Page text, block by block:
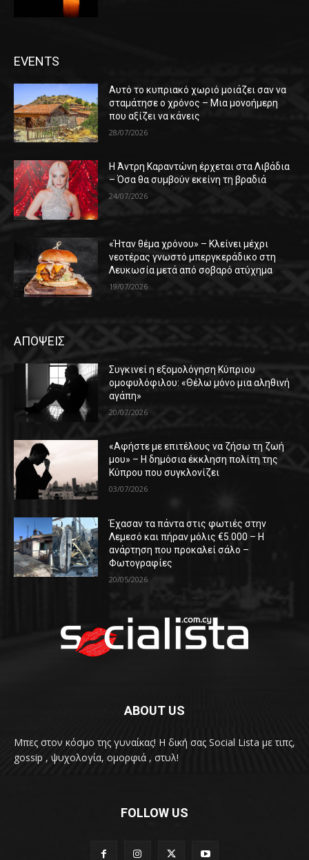
EVENTS
Αυτό το κυπριακό χωριό μοιάζει σαν να
σταμάτησε ο χρόνος – Μια μονοήμερη
που αξίζει να κάνεις
28/07/2026
Η Άντρη Καραντώνη έρχεται στα Λιβάδια
– Όσα θα συμβούν εκείνη τη βραδιά
24/07/2026
«Ήταν θέμα χρόνου» – Κλείνει μέχρι
νεοτέρας γνωστό μπεργκεράδικο στη
Λευκωσία μετά από σοβαρό ατύχημα
19/07/2026
ΑΠΟΨΕΙΣ
Συγκινεί η εξομολόγηση Κύπριου
ομοφυλόφιλου: «Θέλω μόνο μια αληθινή
αγάπη»
20/07/2026
«Αφήστε με επιτέλους να ζήσω τη ζωή
μου» – Η δημόσια έκκληση πολίτη της
Κύπρου που συγκλονίζει
03/07/2026
Έχασαν τα πάντα στις φωτιές στην
Λεμεσό και πήραν μόλις €5.000 – Η
ανάρτηση που προκαλεί σάλο –
Φωτογραφίες
20/05/2026
ABOUT US
Μπες στον κόσμο της γυναίκας! H δική σας Social Lista με τιπς,
gossip , ψυχολογία, ομορφιά , στυλ!
FOLLOW US